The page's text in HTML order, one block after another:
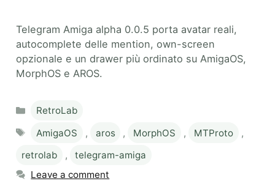
Telegram Amiga alpha 0.0.5 porta avatar reali,
autocomplete delle mention, own-screen
opzionale e un drawer più ordinato su AmigaOS,
MorphOS e AROS.
Categories
RetroLab
Tags
AmigaOS , aros , MorphOS , MTProto
,
retrolab
,
telegram-amiga
Leave a comment